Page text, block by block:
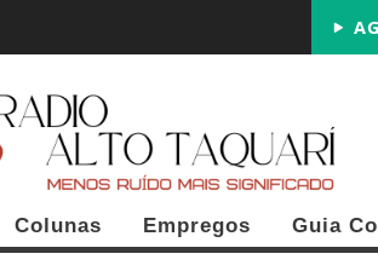
Colunas Empregos Guia